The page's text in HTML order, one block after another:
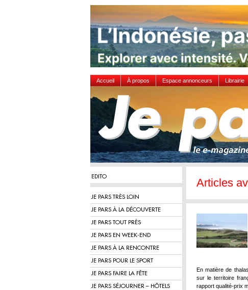
Accueil À propos Espace annonceurs Librairie
EDITO
JE PARS TRÈS LOIN
JE PARS À LA DÉCOUVERTE
JE PARS TOUT PRÈS
JE PARS EN WEEK-END
JE PARS À LA RENCONTRE
JE PARS POUR LE SPORT
JE PARS FAIRE LA FÊTE
JE PARS SÉJOURNER – HÔTELS
Articles
En matière de
sur le territoire
rapport qualité-prix